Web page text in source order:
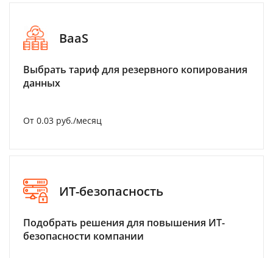
BaaS
Выбрать тариф для резервного копирования
данных
От 0.03 руб./месяц
ИТ-безопасность
Подобрать решения для повышения ИТ-
безопасности компании